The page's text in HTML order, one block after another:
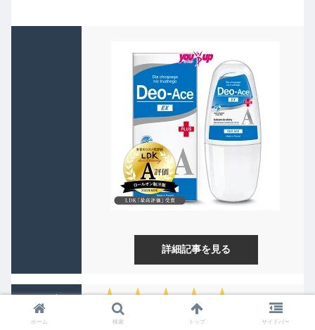
詳細記事を見る
オススメ度
★★★★★
ホーム 検索 トップ サイドバー